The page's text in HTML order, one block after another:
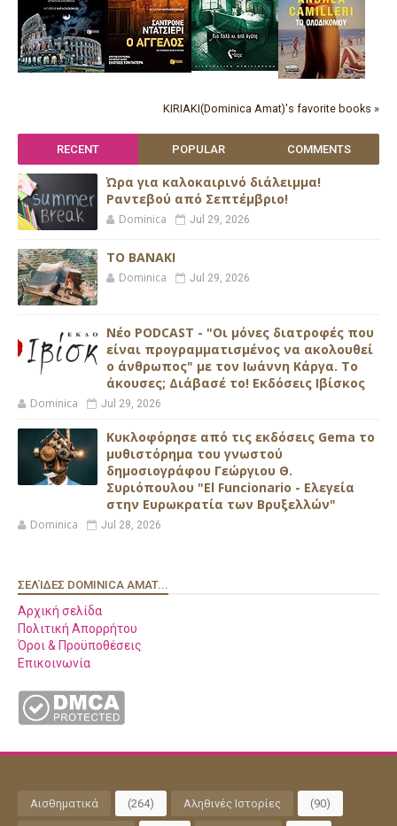
KIRIAKI(Dominica Amat)'s favorite books »
RECENT POPULAR COMMENTS
Ώρα για καλοκαιρινό διάλειμμα!
Ραντεβού από Σεπτέμβριο!
Dominica Jul 29, 2026
ΤΟ ΒΑΝΑΚΙ
Dominica Jul 29, 2026
Νέο PODCAST - "Οι μόνες διατροφές που
είναι προγραμματισμένος να ακολουθεί
ο άνθρωπος" με τον Ιωάννη Κάργα. Το
άκουσες; Διάβασέ το! Εκδόσεις Ιβίσκος
Dominica Jul 29, 2026
Κυκλοφόρησε από τις εκδόσεις Gema το
μυθιστόρημα του γνωστού
δημοσιογράφου Γεώργιου Θ.
Συριόπουλου "El Funcionario - Ελεγεία
στην Ευρωκρατία των Βρυξελλών"
Dominica Jul 28, 2026
ΣΕΛΊΔΕΣ DOMINICA AMAT...
Αρχική σελίδα
Πολιτική Απορρήτου
Όροι & Προϋποθέσεις
Επικοινωνία
Αισθηματικά (264) Αληθινές Ιστορίες (90)